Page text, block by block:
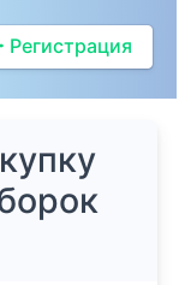
Регистрация